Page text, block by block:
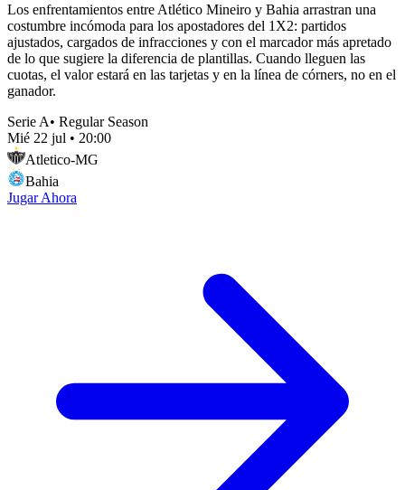
Los enfrentamientos entre Atlético Mineiro y Bahia arrastran una
costumbre incómoda para los apostadores del 1X2: partidos
ajustados, cargados de infracciones y con el marcador más apretado
de lo que sugiere la diferencia de plantillas. Cuando lleguen las
cuotas, el valor estará en las tarjetas y en la línea de córners, no en el
ganador.
Serie A• Regular Season
Mié 22 jul • 20:00
Atletico-MG
Bahia
Jugar Ahora